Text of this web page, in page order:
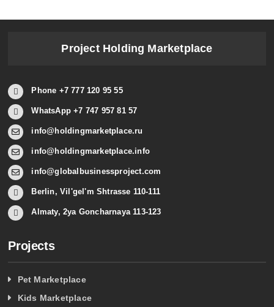
Project Holding Marketplace
Phone +7 777 120 95 55
WhatsApp +7 747 957 81 57
info@holdingmarketplace.ru
info@holdingmarketplace.info
info@globalbusinessproject.com
Berlin, Vil'gel'm Shtrasse 110-111
Almaty, 2ya Goncharnaya 113-123
Projects
Pet Marketplace
Kids Marketplace